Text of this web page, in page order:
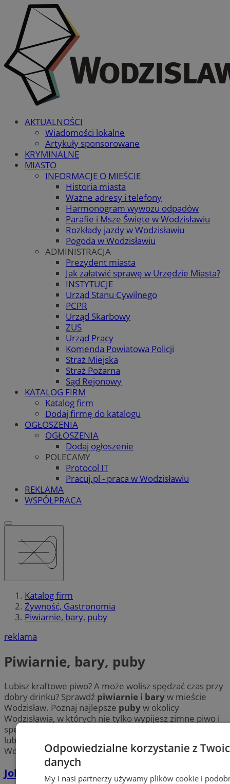
AKTUALNOŚCI
Wiadomości lokalne
Artykuły sponsorowane
KRYMINALNE
MIASTO
INFORMACJE O MIEŚCIE
Historia miasta
Ważne adresy i telefony
Harmonogram wywozu odpadów
Parafie i Msze Święte w Wodzisławiu
Rozkłady jazdy w Wodzisławiu
Pogoda w Wodzisławiu
ADMINISTRACJA
Prezydent miasta
Jak załatwić sprawę w Urzędzie Miasta?
INSTYTUCJE
Urząd Stanu Cywilnego
PCPR
Urząd Skarbowy
ZUS
Urząd Pracy
Komenda Powiatowa Policji
Straż Miejska
Straż Pożarna
Sąd Rejonowy
KATALOG FIRM
Katalog firm
Dodaj firmę do katalogu
OGŁOSZENIA
OGŁOSZENIA
Dodaj ogłoszenie
POLECAMY
Protocol IT
Pracuj.pl - praca w Wodzisławiu
REKLAMA
WSPÓŁPRACA
Katalog firm
Żywność, Gastronomia
Piwiarnie, bary, puby
reklama
Piwiarnie, bary, puby
Lubisz kraftowe piwo? A może wolisz spędzać czas przy
dobry drinku? Sprawdź piwiarnie i baryw mieście
Wodzisław. Poznaj najlepsze pubyw okolicy
Wodzisławia, w których nie tylko wypijesz zimne piwo i
spędzisz czas ze znajomymi, ale także obejrzysz mecz
lub koncert. Znajdź swoje ulubione miejsce w
Wodzisławiu.
Joker. Bar
Odpowiedzialne korzystanie z
danych
My i nasi partnerzy używamy plików cookie i